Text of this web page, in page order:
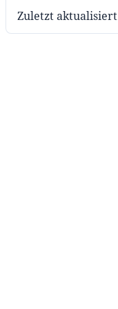
Zuletzt aktualisiert